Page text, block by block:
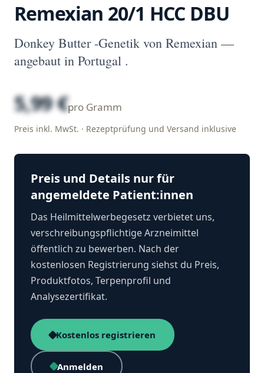
Remexian 20/1 HCC DBU
Donkey Butter -Genetik von Remexian —
angebaut in Portugal .
5,99 €pro Gramm
Preis inkl. MwSt. · Rezeptprüfung und Versand inklusive
Preis und Details nur für
angemeldete Patient:innen
Das Heilmittelwerbegesetz verbietet uns,
verschreibungspflichtige Arzneimittel
öffentlich zu bewerben. Nach der
kostenlosen Registrierung siehst du Preis,
Produktfotos, Terpenprofil und
Analysezertifikat.
Kostenlos registrieren
Anmelden